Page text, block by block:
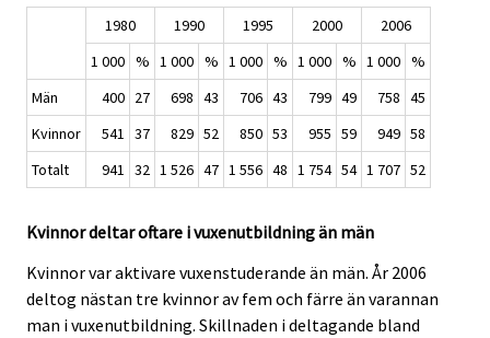
1980 1990 1995 2000
2006
1 000 % 1 000 % 1 000 % 1 000 % 1 000 %
Män
400 27 698 43 706 43 799 49 758 45
Kvinnor
541 37 829 52 850 53 955 59 949 58
Totalt
941 32 1 526 47 1 556 48 1 754 54 1 707 52
Kvinnor deltar oftare i vuxenutbildning än män
Kvinnor var aktivare vuxenstuderande än män. År 2006
deltog nästan tre kvinnor av fem och färre än varannan
man i vuxenutbildning. Skillnaden i deltagande bland